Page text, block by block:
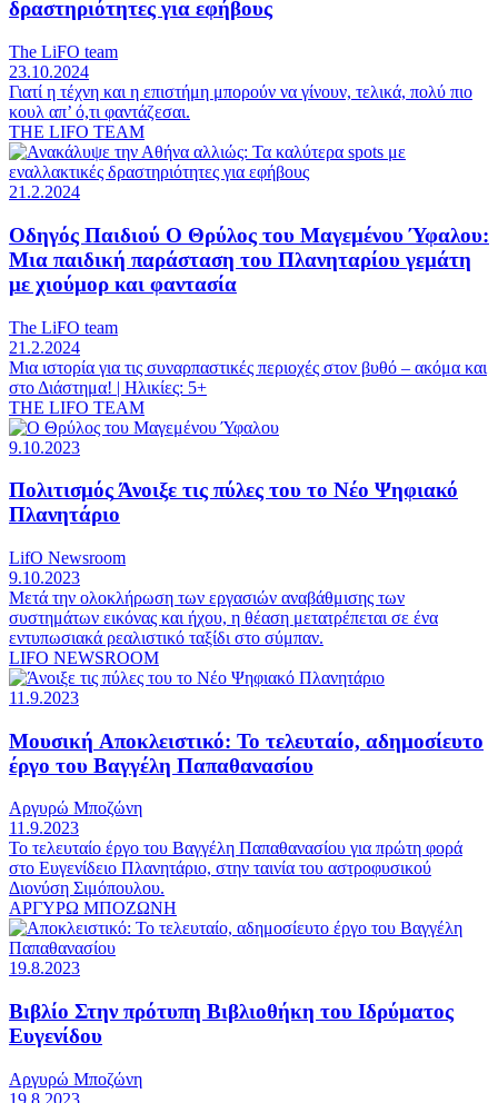
δραστηριότητες για εφήβους
The LiFO team
23.10.2024
Γιατί η τέχνη και η επιστήμη μπορούν να γίνουν, τελικά, πολύ πιο
κουλ απ’ ό,τι φαντάζεσαι.
THE LIFO TEAM
21.2.2024
Οδηγός Παιδιού Ο Θρύλος του Μαγεμένου Ύφαλου:
Μια παιδική παράσταση του Πλανηταρίου γεμάτη
με χιούμορ και φαντασία
The LiFO team
21.2.2024
Μια ιστορία για τις συναρπαστικές περιοχές στον βυθό ‒ ακόμα και
στο Διάστημα! | Ηλικίες: 5+
THE LIFO TEAM
9.10.2023
ΠολιτισμόςΆνοιξε τις πύλες του το Νέο Ψηφιακό
Πλανητάριο
LifO Newsroom
9.10.2023
Mετά την ολοκλήρωση των εργασιών αναβάθμισης των
συστημάτων εικόνας και ήχου, η θέαση μετατρέπεται σε ένα
εντυπωσιακά ρεαλιστικό ταξίδι στο σύμπαν.
LIFO NEWSROOM
11.9.2023
Μουσική Aποκλειστικό: Το τελευταίο, αδημοσίευτο
έργο του Βαγγέλη Παπαθανασίου
Αργυρώ Μποζώνη
11.9.2023
Το τελευταίο έργο του Βαγγέλη Παπαθανασίου για πρώτη φορά
στο Ευγενίδειο Πλανητάριο, στην ταινία του αστροφυσικού
Διονύση Σιμόπουλου.
ΑΡΓΥΡΩ ΜΠΟΖΩΝΗ
19.8.2023
Βιβλίο Στην πρότυπη Βιβλιοθήκη του Ιδρύματος
Ευγενίδου
Αργυρώ Μποζώνη
19.8.2023